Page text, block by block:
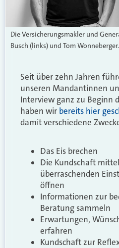
Die Versicherungsmakler und
Busch (links) und Tom Wonneberger.
Seit über zehn Jahren
unseren Mandantinnen
Interview ganz zu Beginn
haben wir bereits hier
damit verschiedene
Das Eis brechen
Die Kundschaft
überraschenden
öffnen
Informationen zur
Beratung sammeln
Erwartungen,
erfahren
Kundschaft zur